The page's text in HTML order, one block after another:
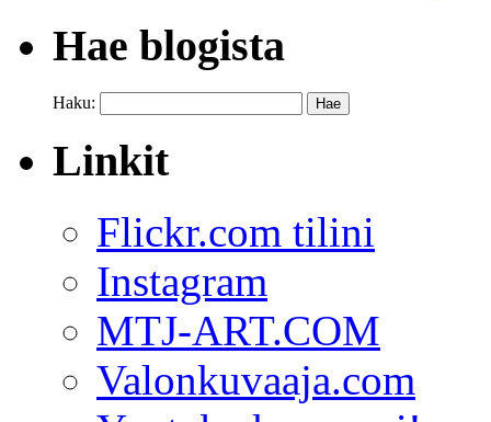
Hae blogista
Haku:
Linkit
Flickr.com tilini
Instagram
MTJ-ART.COM
Valonkuvaaja.com